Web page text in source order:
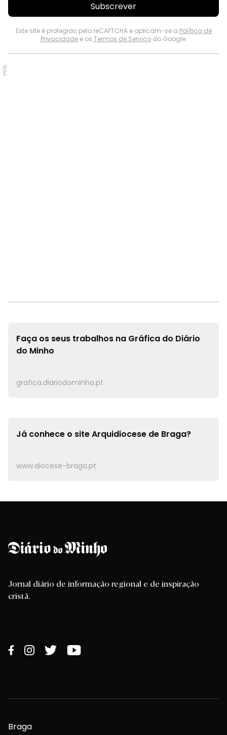
Subscrever
Este site é protegido pelo reCAPTCHA e aplicam-se a Política de
Privacidadee os Termos de Serviçodo Google.
PUB.
Faça os seus trabalhos na Gráfica do Diário
do Minho
grafica.diariodominho.pt
Já conhece o siteArquidiocese de Braga?
www.diocese-braga.pt
Jornal diário de informação regional e de inspiração
cristã.
Braga